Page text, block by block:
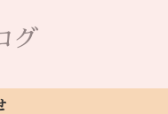
グ